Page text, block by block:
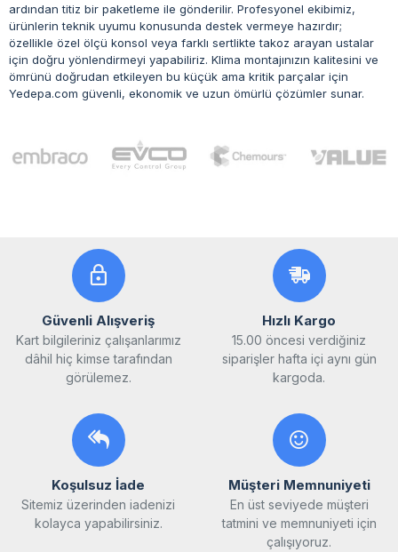
ardından titiz bir paketleme ile gönderilir. Profesyonel ekibimiz,
ürünlerin teknik uyumu konusunda destek vermeye hazırdır;
özellikle özel ölçü konsol veya farklı sertlikte takoz arayan ustalar
için doğru yönlendirmeyi yapabiliriz. Klima montajınızın kalitesini ve
ömrünü doğrudan etkileyen bu küçük ama kritik parçalar için
Yedepa.com güvenli, ekonomik ve uzun ömürlü çözümler sunar.
Güvenli Alışveriş
Kart bilgileriniz çalışanlarımız
dâhil hiç kimse tarafından
görülemez.
Hızlı Kargo
15.00 öncesi verdiğiniz
siparişler hafta içi aynı gün
kargoda.
Koşulsuz İade
Sitemiz üzerinden iadenizi
kolayca yapabilirsiniz.
Müşteri Memnuniyeti
En üst seviyede müşteri
tatmini ve memnuniyeti için
çalışıyoruz.